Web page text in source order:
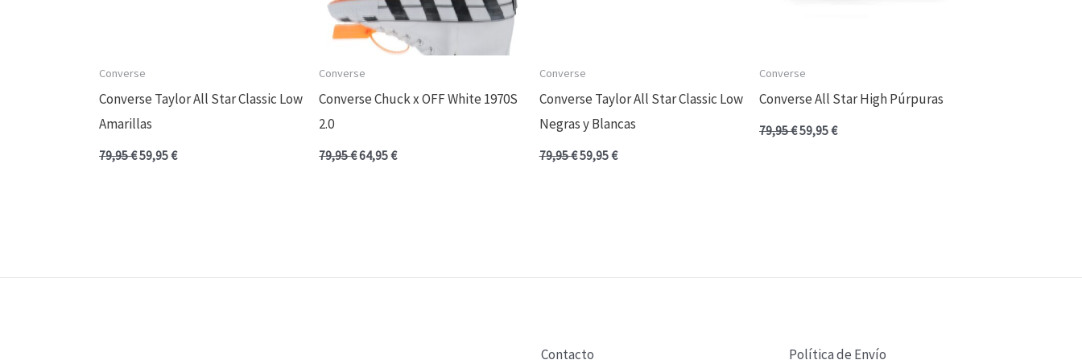
Converse
Converse Taylor All Star Classic Low
Amarillas
79,95€59,95€
Converse
Converse Chuck x OFF White 1970S
2.0
79,95€64,95€
Converse
Converse Taylor All Star Classic Low
Negras y Blancas
79,95€59,95€
Converse
Converse All Star High Púrpuras
79,95€59,95€
Contacto Política de Envío